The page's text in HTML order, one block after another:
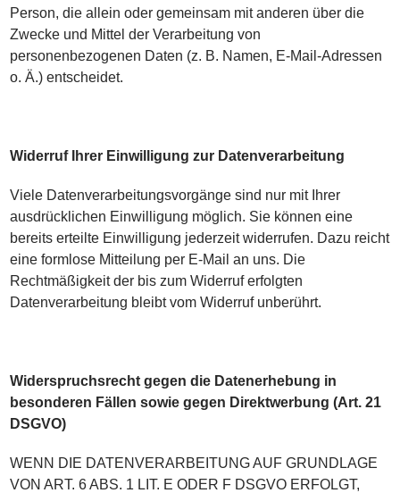
Person, die allein oder gemeinsam mit anderen über die
Zwecke und Mittel der Verarbeitung von
personenbezogenen Daten (z. B. Namen, E-Mail-Adressen
o. Ä.) entscheidet.
Widerruf Ihrer Einwilligung zur Datenverarbeitung
Viele Datenverarbeitungsvorgänge sind nur mit Ihrer
ausdrücklichen Einwilligung möglich. Sie können eine
bereits erteilte Einwilligung jederzeit widerrufen. Dazu reicht
eine formlose Mitteilung per E-Mail an uns. Die
Rechtmäßigkeit der bis zum Widerruf erfolgten
Datenverarbeitung bleibt vom Widerruf unberührt.
Widerspruchsrecht gegen die Datenerhebung in
besonderen Fällen sowie gegen Direktwerbung (Art. 21
DSGVO)
WENN DIE DATENVERARBEITUNG AUF GRUNDLAGE
VON ART. 6 ABS. 1 LIT. E ODER F DSGVO ERFOLGT,